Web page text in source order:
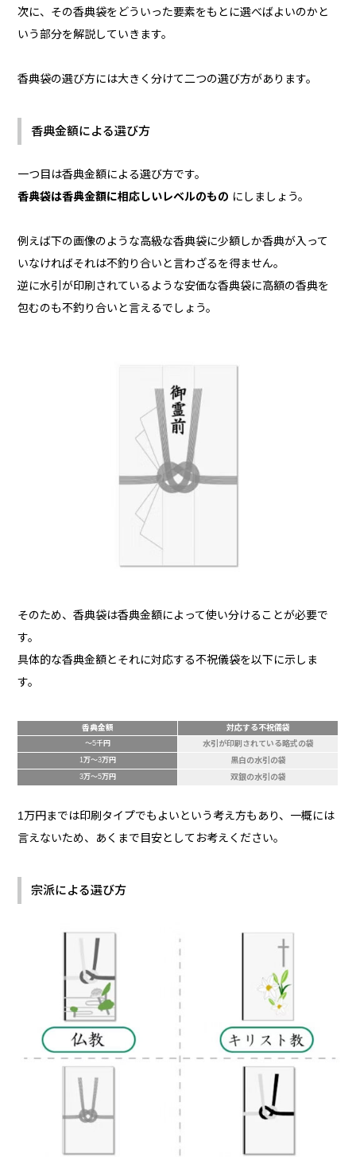
次に、その香典袋をどういった要素をもとに選べばよいのかと
いう部分を解説していきます。
香典袋の選び方には大きく分けて二つの選び方があります。
香典金額による選び方
一つ目は香典金額による選び方です。
香典袋は香典金額に相応しいレベルのもの にしましょう。
例えば下の画像のような高級な香典袋に少額しか香典が入って
いなければそれは不釣り合いと言わざるを得ません。
逆に水引が印刷されているような安価な香典袋に高額の香典を
包むのも不釣り合いと言えるでしょう。
そのため、香典袋は香典金額によって使い分けることが必要で
す。
具体的な香典金額とそれに対応する不祝儀袋を以下に示しま
す。
香典金額 対応する不祝儀袋
〜5千円 水引が印刷されている略式の袋
1万〜3万円 黒白の水引の袋
3万～5万円 双銀の水引の袋
1万円までは印刷タイプでもよいという考え方もあり、一概には
言えないため、あくまで目安としてお考えください。
宗派による選び方